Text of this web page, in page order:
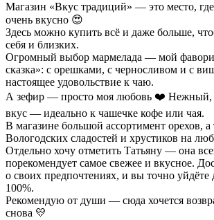
Магазин «Вкус традиций» — это место,
очень вкусно 😍
Здесь можно купить всё и даже больше,
себя и близких.
Огромный выбор мармелада — мой
сказка»: с орешками, с черносливом и с
настоящее удовольствие к чаю.
А зефир — просто моя любовь ❤️ Нежный,
вкус — идеально к чашечке кофе или чая.
В магазине большой ассортимент орехов, а
Вологодских сладостей и хрустиков на
Отдельно хочу отметить Татьяну — она
порекомендует самое свежее и вкусное.
о своих предпочтениях, и вы точно
100%.
Рекомендую от души — сюда хочется
снова 💛